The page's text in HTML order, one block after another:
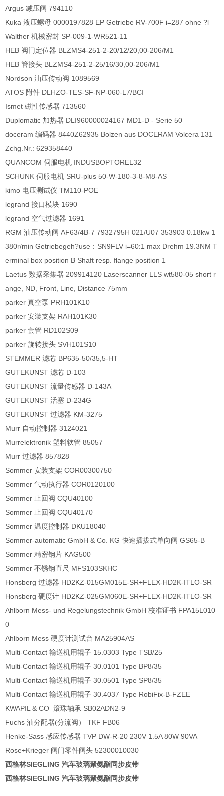
Argus 减压阀 794110
Kuka 液压螺母 0000197828 EP Getriebe RV-700F i=287 ohne ?l
Walther 机械密封 SP-009-1-WR521-11
HEB 阀门定位器 BLZMS4-251-2-20/12/20,00-206/M1
HEB 管接头 BLZMS4-251-2-25/16/30,00-206/M1
Nordson 油压传动阀 1089569
ATOS 附件 DLHZO-TES-SF-NP-060-L7/BCI
Ismet 磁性传感器 713560
Duplomatic 加热器 DLI960000024167 MD1-D - Serie 50
doceram 编码器 8440Z62935 Bolzen aus DOCERAM Volcera 131
Zchg.Nr.: 629358440
QUANCOM 伺服电机 INDUSBOPTOREL32
SCHUNK 伺服电机 SRU-plus 50-W-180-3-8-M8-AS
kimo 电压测试仪 TM110-POE
legrand 接口模块 1690
legrand 空气过滤器 1691
RGM 油压传动阀 AF63/4B-7 7932795H 021/U07 353903 0.18kw 1
380r/min Getriebegeh?use：SN9FLV i=60:1 max Drehm 19.3NM T
erminal box position B Shaft resp. flange position 1
Laetus 数据采集器 209914120 Laserscanner LLS wt580-05 short r
ange, ND, Front, Line, Distance 75mm
parker 真空泵 PRH101K10
parker 安装支架 RAH101K30
parker 套管 RD102S09
parker 旋转接头 SVH101S10
STEMMER 滤芯 BP635-50/35,5-HT
GUTEKUNST 滤芯 D-103
GUTEKUNST 流量传感器 D-143A
GUTEKUNST 活塞 D-234G
GUTEKUNST 过滤器 KM-3275
Murr 自动控制器 3124021
Murrelektronik 塑料软管 85057
Murr 过滤器 857828
Sommer 安装支架 COR00300750
Sommer 气动执行器 COR0120100
Sommer 止回阀 CQU40100
Sommer 止回阀 CQU40170
Sommer 温度控制器 DKU18040
Sommer-automatic GmbH & Co. KG 快速插拔式单向阀 GS65-B
Sommer 精密钢片 KAG500
Sommer 不锈钢直尺 MFS103SKHC
Honsberg 过滤器 HD2KZ-015GM015E-SR+FLEX-HD2K-ITLO-SR
Honsberg 硬度计 HD2KZ-025GM060E-SR+FLEX-HD2K-ITLO-SR
Ahlborn Mess- und Regelungstechnik GmbH 校准证书 FPA15L010
0
Ahlborn Mess 硬度计测试台 MA25904AS
Multi-Contact 输送机用辊子 15.0303 Type TSB/25
Multi-Contact 输送机用辊子 30.0101 Type BP8/35
Multi-Contact 输送机用辊子 30.0501 Type SP8/35
Multi-Contact 输送机用辊子 30.4037 Type RobiFix-B-FZEE
KWAPIL & CO 滚珠轴承 SB02ADN2-9
Fuchs 油分配器(分流阀） TKF FB06
Henke-Sass 感应传感器 TVP DW-R-20 230V 1.5A 80W 90VA
Rose+Krieger 阀门零件阀头 52300010030
西格林SIEGLING 汽车玻璃聚氨酯同步皮带
西格林SIEGLING 汽车玻璃聚氨酯同步皮带